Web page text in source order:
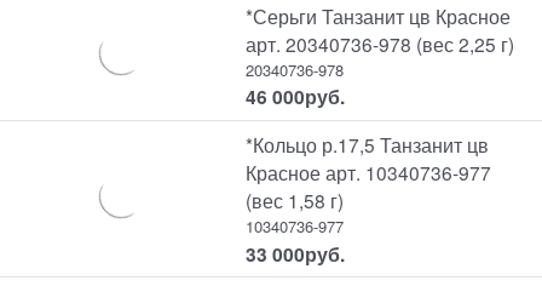
*Серьги Танзанит цв Красное
арт. 20340736-978 (вес 2,25 г)
20340736-978
46 000руб.
*Кольцо р.17,5 Танзанит цв
Красное арт. 10340736-977
(вес 1,58 г)
10340736-977
33 000руб.